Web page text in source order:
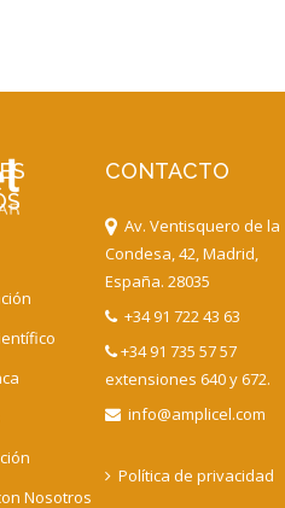
Nosotros
CONTACTO
Av. Ventisquero de la
Condesa, 42, Madrid,
España. 28035
+34 91 722 43 63
+34 91 735 57 57
extensiones 640 y 672.
info@amplicel.com
Política de privacidad